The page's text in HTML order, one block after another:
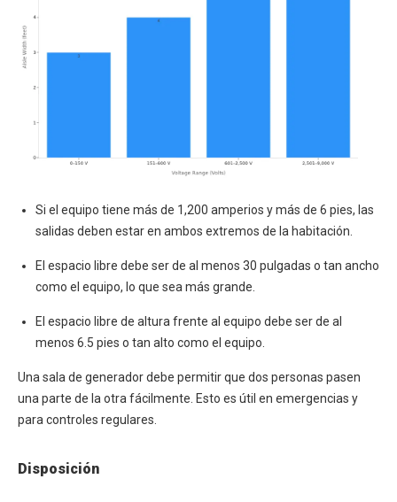
Si el equipo tiene más de 1,200 amperios y más de 6 pies, las
salidas deben estar en ambos extremos de la habitación.
El espacio libre debe ser de al menos 30 pulgadas o tan ancho
como el equipo, lo que sea más grande.
El espacio libre de altura frente al equipo debe ser de al
menos 6.5 pies o tan alto como el equipo.
Una sala de generador debe permitir que dos personas pasen
una parte de la otra fácilmente. Esto es útil en emergencias y
para controles regulares.
Disposición